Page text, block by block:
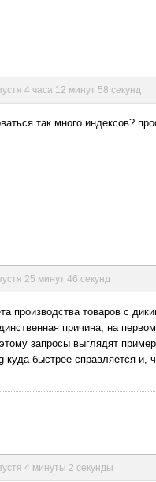
4 часа 12 минут 58 секунд
так много индексов?
25 минут 46 секунд
производства товаров с
причина, на
запросы выглядят
куда быстрее справляется и,
4 минуты 2 секунды